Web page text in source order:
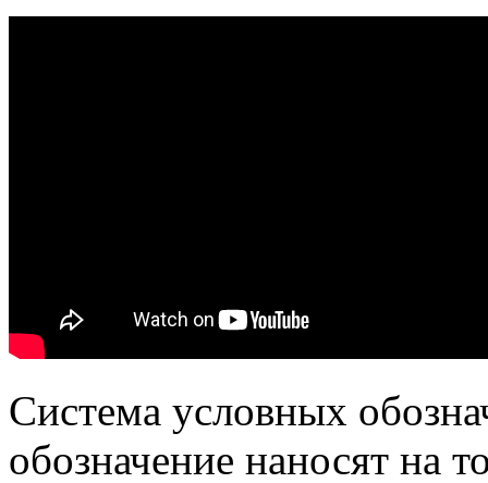
Система условных
обозначение наносят на